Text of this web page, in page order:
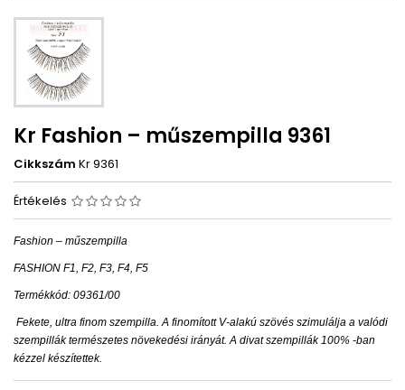
Kr Fashion – műszempilla 9361
Cikkszám Kr 9361
Értékelés
Fashion – műszempilla
FASHION F1, F2, F3, F4, F5
Termékkód: 09361/00
Fekete, ultra finom szempilla. A finomított V-alakú szövés szimulálja a valódi
szempillák természetes növekedési irányát. A divat szempillák 100% -ban
kézzel készítettek.